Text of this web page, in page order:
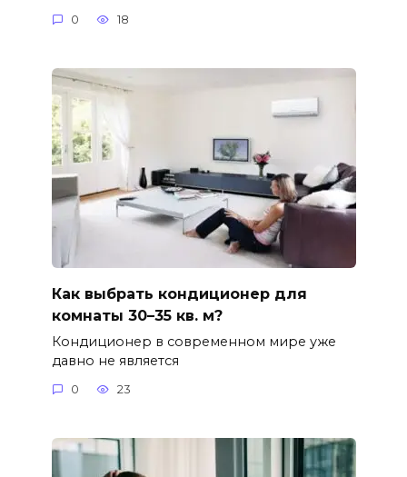
0 18
Как выбрать кондиционер для
комнаты 30–35 кв. м?
Кондиционер в современном мире уже
давно не является
0 23